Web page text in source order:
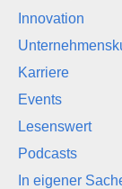
Innovation
Karriere
Events
Lesenswert
Podcasts
In eigener